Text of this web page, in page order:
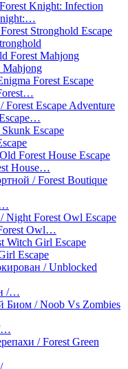
House…
…
Owl…
Escape
/…
…
/…